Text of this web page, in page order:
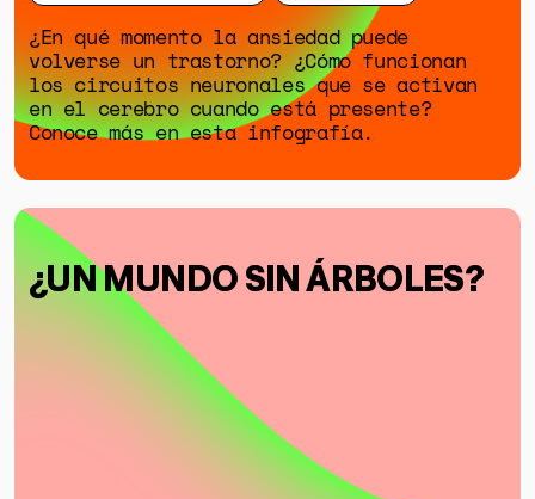
¿En qué momento la ansiedad puede
volverse un trastorno? ¿Cómo funcionan
los circuitos neuronales que se activan
en el cerebro cuando está presente?
Conoce más en esta infografía.
¿UN MUNDO SIN ÁRBOLES?